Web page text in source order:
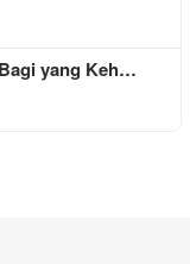
yang Keh…